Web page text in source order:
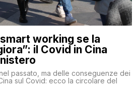
working se la
il Covid in Cina
passato, ma delle conseguenze dei
sul Covid: ecco la circolare del